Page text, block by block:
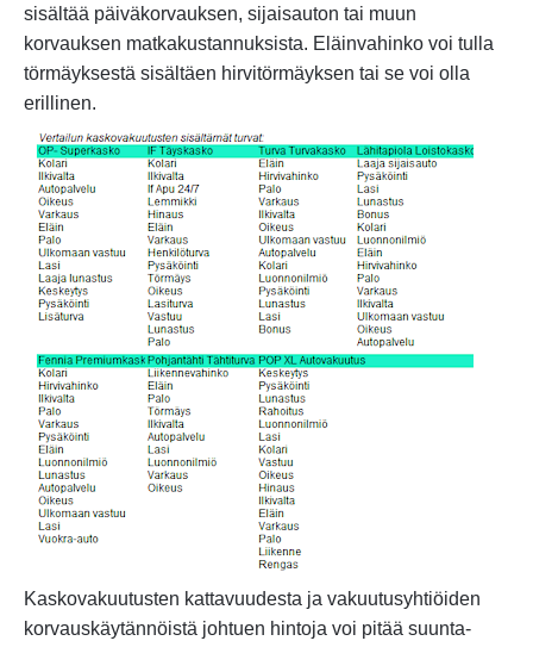
sisältää päiväkorvauksen, sijaisauton tai muun
korvauksen matkakustannuksista. Eläinvahinko voi tulla
törmäyksestä sisältäen hirvitörmäyksen tai se voi olla
erillinen.
Kaskovakuutusten kattavuudesta ja vakuutusyhtiöiden
korvauskäytännöistä johtuen hintoja voi pitää suunta-